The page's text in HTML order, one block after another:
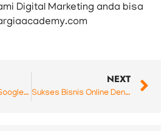
Digital Marketing anda bisa
Cara Memasang Google Form ke Dalam WordPress
NEXT
Sukses Bisnis Online Dengan Website